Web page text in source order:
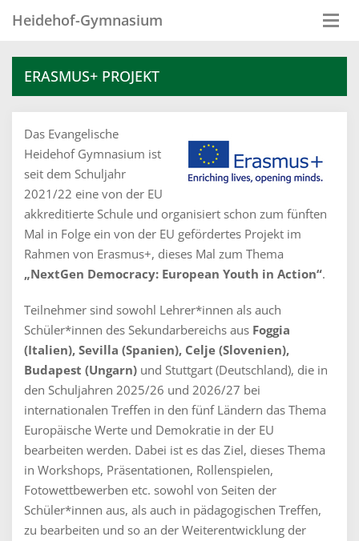
Heidehof-Gymnasium
ERASMUS+ PROJEKT
Das Evangelische
Heidehof Gymnasium ist
seit dem Schuljahr
2021/22 eine von der EU
akkreditierte Schule und organisiert schon zum fünften
Mal in Folge ein von der EU gefördertes Projekt im
Rahmen von Erasmus+, dieses Mal zum Thema
„NextGen Democracy: European Youth in Action“.
Teilnehmer sind sowohl Lehrer*innen als auch
Schüler*innen des Sekundarbereichs aus Foggia
(Italien), Sevilla (Spanien), Celje (Slovenien),
Budapest (Ungarn) und Stuttgart (Deutschland), die in
den Schuljahren 2025/26 und 2026/27 bei
internationalen Treffen in den fünf Ländern das Thema
Europäische Werte und Demokratie in der EU
bearbeiten werden. Dabei ist es das Ziel, dieses Thema
in Workshops, Präsentationen, Rollenspielen,
Fotowettbewerben etc. sowohl von Seiten der
Schüler*innen aus, als auch in pädagogischen Treffen,
zu bearbeiten und so an der Weiterentwicklung der